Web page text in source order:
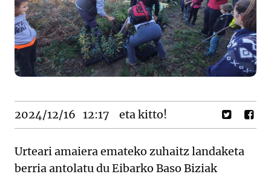
2024/12/16 12:17 eta kitto!
Urteari amaiera emateko zuhaitz landaketa
berria antolatu du Eibarko Baso Biziak